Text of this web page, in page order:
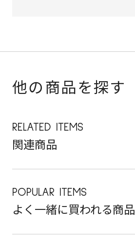
他の商品を探す
RELATED ITEMS
関連商品
POPULAR ITEMS
よく一緒に買われる商品